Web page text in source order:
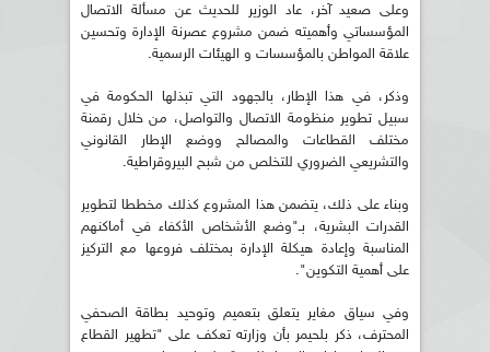
وعلى صعيد آخر، عاد الوزير للحديث عن مسألة الاتصال
المؤسساتي وأهميته ضمن مشروع عصرنة الإدارة وتحسين
علاقة المواطن بالمؤسسات و الهيئات الرسمية.
وذكر، في هذا الإطار، بالجهود التي تبذلها الحكومة في
سبيل تطوير منظومة الاتصال والتواصل، من خلال رقمنة
مختلف القطاعات والمصالح ووضع الإطار القانوني
والتشريعي الضروري للتخلص من شبح البيروقراطية.
وبناء على ذلك، يتضمن هذا المشروع كذلك مخططا لتطوير
القدرات البشرية، بـ"وضع الأشخاص الأكفاء في أماكنهم
المناسبة وإعادة هيكلة الإدارة بمختلف فروعها مع التركيز
على أهمية التكوين".
وفي سياق مغاير يتعلق بتعميم وتوحيد بطاقة الصحفي
المحترف، ذكر بلحيمر بأن وزارته تعكف على "تطهير القطاع